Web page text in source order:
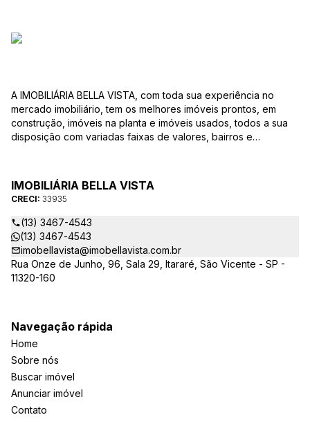
A IMOBILIÁRIA BELLA VISTA, com toda sua experiência no
mercado imobiliário, tem os melhores imóveis prontos, em
construção, imóveis na planta e imóveis usados, todos a sua
disposição com variadas faixas de valores, bairros e
ao CRECI-EE – estarão sempre prontos para responder-lhe
todas as suas dúvidas sobre casas, apartamentos, terrenos,
salas comerciais e outros produtos imobiliários.
IMOBILIÁRIA BELLA VISTA
CRECI: 33935
(13) 3467-4543
(13) 3467-4543
imobellavista@imobellavista.com.br
Rua Onze de Junho, 96, Sala 29, Itararé, São Vicente - SP -
11320-160
Navegação rápida
Home
Sobre nós
Buscar imóvel
Anunciar imóvel
Contato